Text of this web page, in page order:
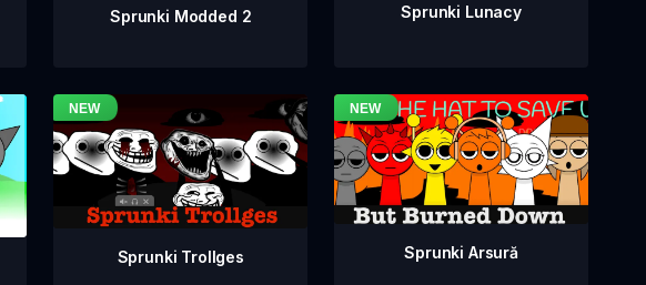
Sprunki Modded 2 Sprunki Lunacy
Sprunki Trollges Sprunki Arsură